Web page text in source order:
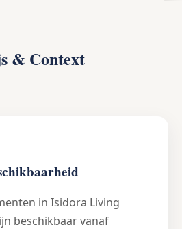
& Context
in Isidora Living
beschikbaar vanaf